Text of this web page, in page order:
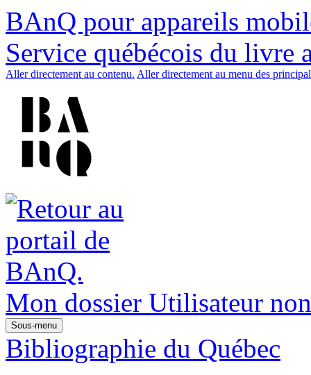
BAnQ pour appareils
Service québécois du livre
Aller directement au contenu. Aller directement au menu des
Mon dossier Utilisateur
Sous-menu
Bibliographie du Québec